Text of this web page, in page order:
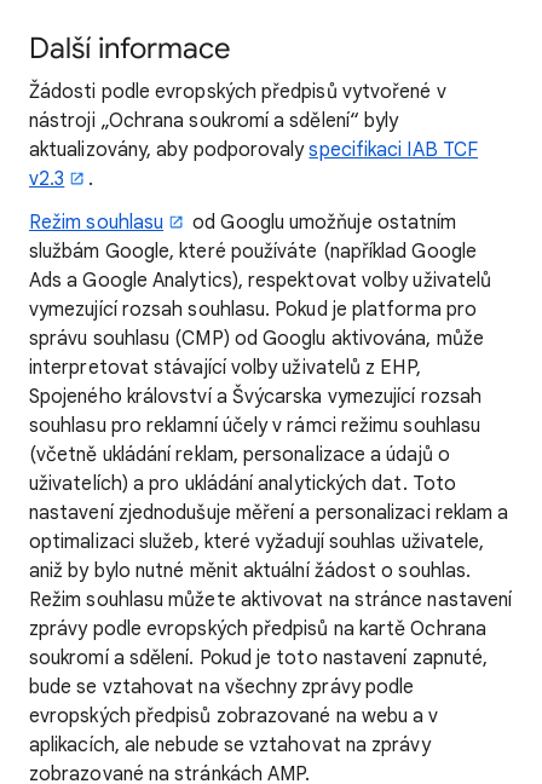
Další informace
Žádosti podle evropských předpisů vytvořené v
nástroji „Ochrana soukromí a sdělení“ byly
aktualizovány, aby podporovalyspecifikaci IAB TCF
v2.3
.
Režim souhlasu
od Googlu umožňuje ostatním
službám Google, které používáte (například Google
Ads a Google Analytics), respektovat volby uživatelů
vymezující rozsah souhlasu. Pokud je platforma pro
správu souhlasu (CMP) od Googlu aktivována, může
interpretovat stávající volby uživatelů z EHP,
Spojeného království a Švýcarska vymezující rozsah
souhlasu pro reklamní účely v rámci režimu souhlasu
(včetně ukládání reklam, personalizace a údajů o
uživatelích) a pro ukládání analytických dat. Toto
nastavení zjednodušuje měření a personalizaci reklam a
optimalizaci služeb, které vyžadují souhlas uživatele,
aniž by bylo nutné měnit aktuální žádost o souhlas.
Režim souhlasu můžete aktivovat na stránce nastavení
zprávy podle evropských předpisů na kartě Ochrana
soukromí a sdělení. Pokud je toto nastavení zapnuté,
bude se vztahovat na všechny zprávy podle
evropských předpisů zobrazované na webu a v
aplikacích, ale nebude se vztahovat na zprávy
zobrazované na stránkách AMP.